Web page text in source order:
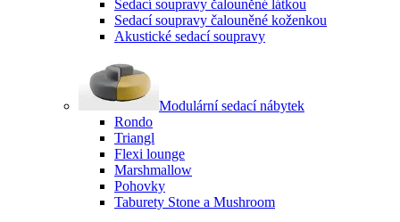
Sedací soupravy čalouněné látkou
Sedací soupravy čalouněné koženkou
Akustické sedací soupravy
Modulární sedací nábytek
Rondo
Triangl
Flexi lounge
Marshmallow
Pohovky
Taburety Stone a Mushroom